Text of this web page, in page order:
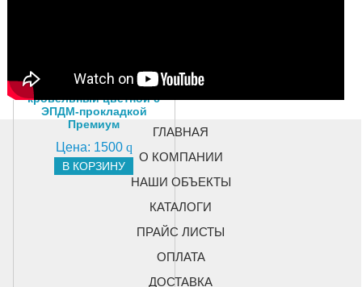
Саморез D4.8х28
кровельный цветной с
ЭПДМ-прокладкой
Премиум
Цена: 1500 q
В КОРЗИНУ
ГЛАВНАЯ
О КОМПАНИИ
НАШИ ОБЪЕКТЫ
КАТАЛОГИ
ПРАЙС ЛИСТЫ
ОПЛАТА
ДОСТАВКА